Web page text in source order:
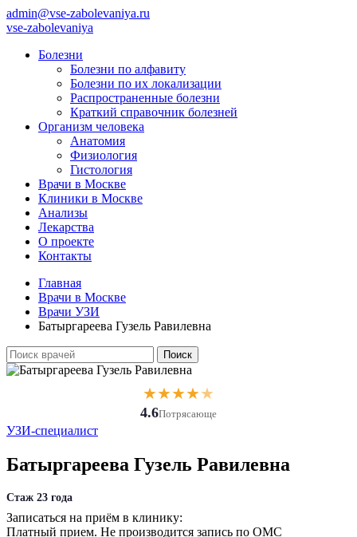
admin@vse-zabolevaniya.ru
vse-zabolevaniya
Болезни
Болезни по алфавиту
Болезни по их локализации
Распространенные болезни
Краткий справочник болезней
Организм человека
Анатомия
Физиология
Гистология
Врачи в Москве
Клиники в Москве
Анализы
Лекарства
О проекте
Контакты
Главная
Врачи в Москве
Врачи УЗИ
Батыргареева Гузель Равилевна
★★★★★
4.6Потрясающе
УЗИ-специалист
Батыргареева Гузель Равилевна
Стаж 23 года
Записаться на приём в клинику:
Платный прием. Не производится запись по ОМС